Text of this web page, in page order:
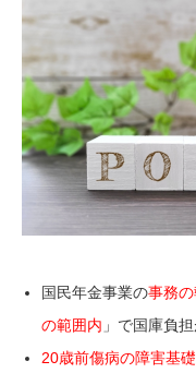
国民年金事業の事務
の範囲内 」で国庫負
20歳前傷病の障害基